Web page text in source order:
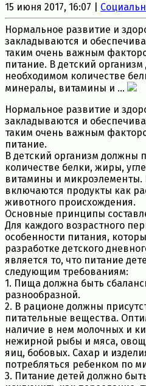
15 июня 2017, 16:07 |
Нормальное развитие и
закладываются и
таким очень важным
питание. В детский
необходимом количестве
минералы, витамины и ...
Нормальное развитие и
закладываются и
таким очень важным
питание.
В детский организм должны
количестве белки, жиры,
витамины и микроэлементы.
включаются продукты как
животного происхождения.
Основные принципы
Для каждого возрастного
особенности питания,
разработке детского
является то, что питание
следующим требованиям:
1. Пища должна быть
разнообразной.
2. В рационе должны
питательные вещества.
наличие в нем молочных и
нежирной рыбы и мяса,
яиц, бобовых. Сахар и
потребляться ребенком по
3. Питание детей должно